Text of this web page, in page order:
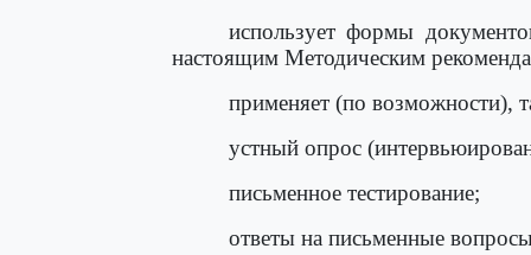
использует формы
настоящим Методическим
применяет (по возможности),
устный опрос
письменное тестирование;
ответы на письменные